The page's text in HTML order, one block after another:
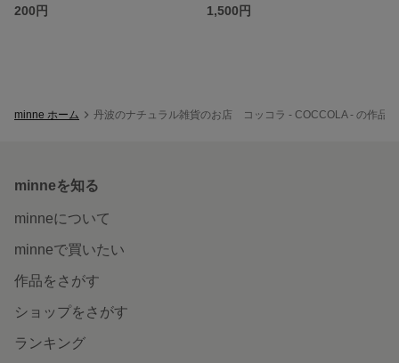
200円
1,500円
minne ホーム 丹波のナチュラル雑貨のお店 コッコラ - COCCOLA - の作品
minneを知る
minneについて
minneで買いたい
作品をさがす
ショップをさがす
ランキング